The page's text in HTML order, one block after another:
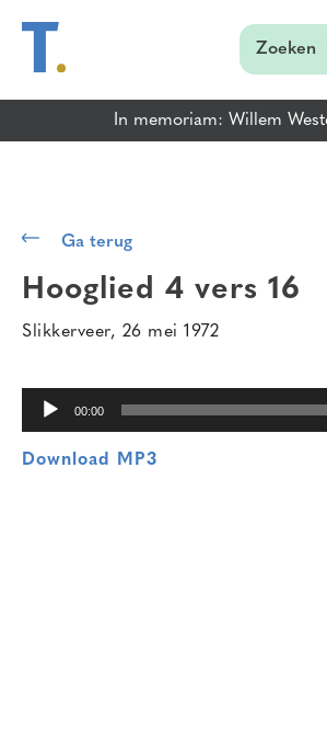
Zoeken
In memoriam: Willem
Ga terug
Hooglied 4 vers 16
Slikkerveer, 26 mei 1972
00:00
Download MP3